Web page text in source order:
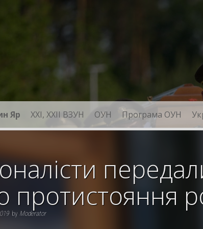
Яр XXI, ХХІІ ВЗУН ОУН Програма ОУН
by Moderator